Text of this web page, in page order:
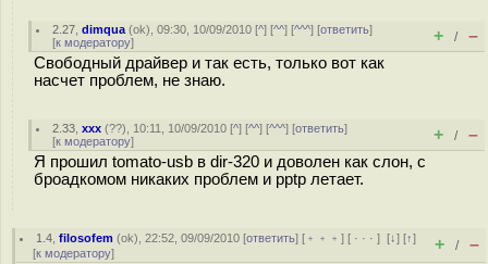
2.27 ,dimqua (ok), 09:30, 10/09/2010 [^] [^^] [^^^] [ответить]
[к модератору] + / –
Свободный драйвер и так есть, только вот как
насчет проблем, не знаю.
2.33 ,xxx (??), 10:11, 10/09/2010 [^] [^^] [^^^] [ответить]
[к модератору] + / –
Я прошил tomato-usb в dir-320 и доволен как слон, с
броадкомом никаких проблем и pptp летает.
1.4 ,filosofem (ok), 22:52, 09/09/2010 [ответить] [ ﹢﹢﹢] [ · · ·][↓] [↑]
[к модератору] + / –